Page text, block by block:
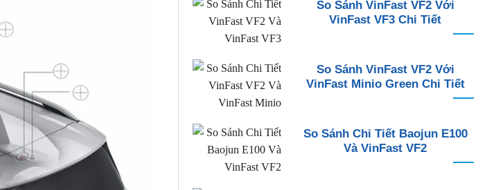
So Sánh VinFast VF2 Với
VinFast VF3 Chi Tiết
So Sánh VinFast VF2 Với
VinFast Minio Green Chi Tiết
So Sánh Chi Tiết Baojun E100
Và VinFast VF2